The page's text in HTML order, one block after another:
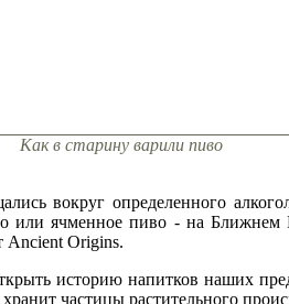
Как в старину варили пиво
вокруг определенного
или ячменное пиво - на Ближнем
Ancient Origins.
историю напитков наших
частицы растительного